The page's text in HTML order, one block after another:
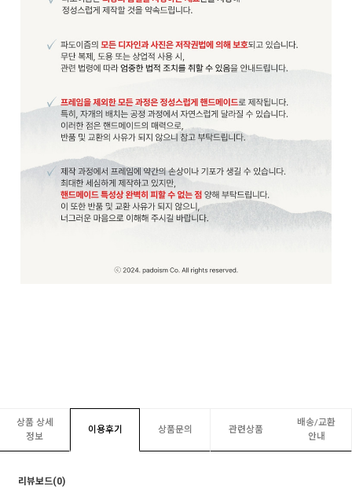
상품 상세
정보
이용후기 상품문의 관련상품
배송/교환
안내
리뷰보드(0)